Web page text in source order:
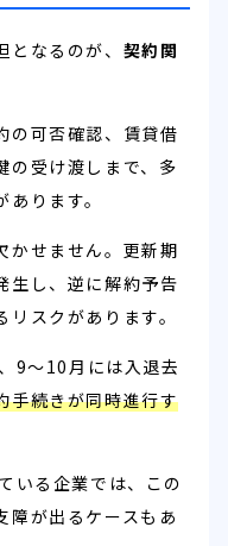
なるのが、 契約関
の可否確認、賃貸借
の受け渡しまで、多
ります。
かせません。更新期
生し、逆に解約予告
スクがあります。
9〜10月には入退去
手続きが同時進行す
いる企業では、この
障が出るケースもあ